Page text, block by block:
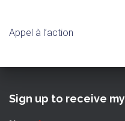
Appel à l’action
Sign up to receive